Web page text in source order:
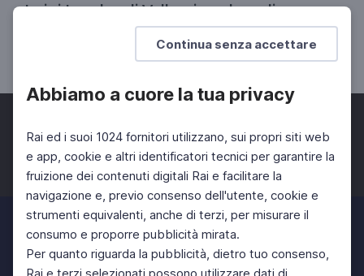
Continua senza accettare
Abbiamo a cuore la tua privacy
Rai ed i suoi 1024 fornitori utilizzano, sui propri siti web
e app, cookie e altri identificatori tecnici per garantire la
fruizione dei contenuti digitali Rai e facilitare la
navigazione e, previo consenso dell'utente, cookie e
strumenti equivalenti, anche di terzi, per misurare il
consumo e proporre pubblicità mirata.
Per quanto riguarda la pubblicità, dietro tuo consenso,
Luigi Lombardi Vallauri: parlare di
Resistenza per educare alla pace
Il ricordo della guerra partigiana in Piemonte
Facebook Twitter Instagram